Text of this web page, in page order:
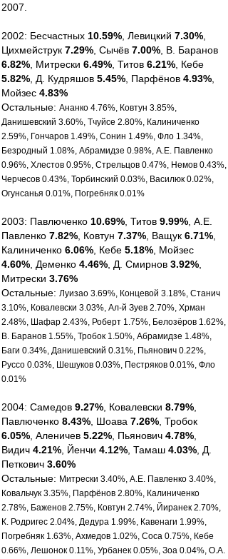
2007.
2002: Бесчастных 10.59% , Левицкий 7.30%
Цихмейструк 7.29% , Сычёв 7.00% , В. Баранов
6.82% , Митрески 6.49% , Титов 6.21% , Кебе
5.82% , Д. Кудряшов 5.45% , Парфёнов 4.93%
Мойзес 4.83%
Остальные: Ананко 4.76%, Ковтун 3.85%,
Данишевский 3.60%, Тчуйсе 2.80%, Калиниченко
2.59%, Гончаров 1.49%, Сонин 1.49%, Фло 1.34%,
Безродный 1.08%, Абрамидзе 0.98%, А.Е. Павленко
0.96%, Хлестов 0.95%, Стрельцов 0.47%, Немов 0.43%,
Черчесов 0.43%, Торбинский 0.03%, Василюк 0.02%,
Огунсанья 0.01%, Погребняк 0.01%
2003: Павлюченко 10.69% , Титов 9.99% , А.Е.
Павленко 7.82% , Ковтун 7.37% , Ващук 6.71%
Калиниченко 6.06% , Кебе 5.18% , Мойзес
4.60% , Деменко 4.46% , Д. Смирнов 3.92%
Митрески 3.76%
Остальные: Луизао 3.69%, Концевой 3.18%, Станич
3.10%, Ковалевски 3.03%, Ал-й Зуев 2.70%, Хрман
2.48%, Шафар 2.43%, Роберт 1.75%, Белозёров 1.62%,
В. Баранов 1.55%, Тробок 1.50%, Абрамидзе 1.48%,
Баги 0.34%, Данишевский 0.31%, Пьянович 0.22%,
Руссо 0.03%, Шешуков 0.03%, Пестряков 0.01%, Фло
0.01%
2004: Самедов 9.27% , Ковалевски 8.79%
Павлюченко 8.43% , Шоава 7.26% , Тробок
6.05% , Аленичев 5.22% , Пьянович 4.78%
Видич 4.21% , Йенчи 4.12% , Тамаш 4.03% , Д.
Петкович 3.60%
Остальные: Митрески 3.40%, А.Е. Павленко 3.40%,
Ковальчук 3.35%, Парфёнов 2.80%, Калиниченко
2.78%, Баженов 2.75%, Ковтун 2.74%, Йиранек 2.70%,
К. Родригес 2.04%, Дедура 1.99%, Кавенаги 1.99%,
Погребняк 1.63%, Ахмедов 1.02%, Соса 0.75%, Кебе
0.66%, Лешонок 0.11%, Урбанек 0.05%, Зоа 0.04%, О.А.